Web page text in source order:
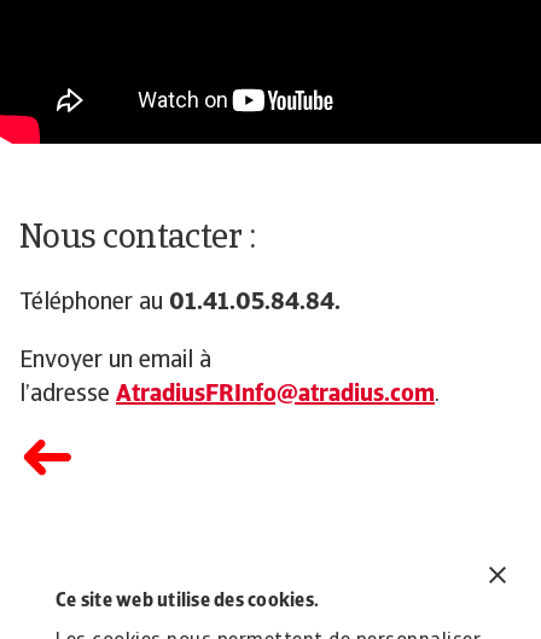
Ce site web utilise des cookies.
Nous contacter :
Téléphoner au 01.41.05.84.84.
Envoyer un email à
l’adresse AtradiusFRInfo@atradius.com.
Articles liés
Introduction - Gestion de votre police